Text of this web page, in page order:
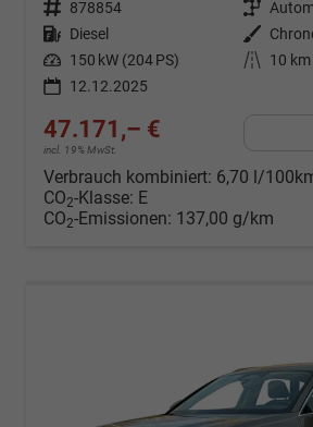
Fahrzeugnr. 878854 Getriebe
Kraftstoff Diesel Außenfarbe
Leistung 150 kW (204 PS) Kilometerstand
10 km
12.12.2025
47.171,– €
incl. 19% MwSt.
Verbrauch kombiniert: 6,70 l/
CO2-Klasse: E
CO2-Emissionen: 137,00 g/km